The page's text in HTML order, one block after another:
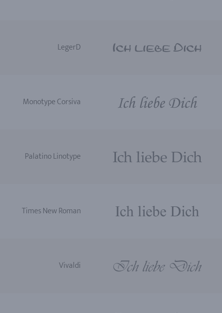
LegerD
Monotype Corsiva
Palatino Linotype
Times New Roman
Vivaldi